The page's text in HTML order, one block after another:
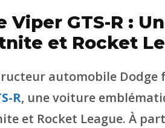
Viper GTS-R :
et Rocket
automobile
R, une voiture
et Rocket League. À